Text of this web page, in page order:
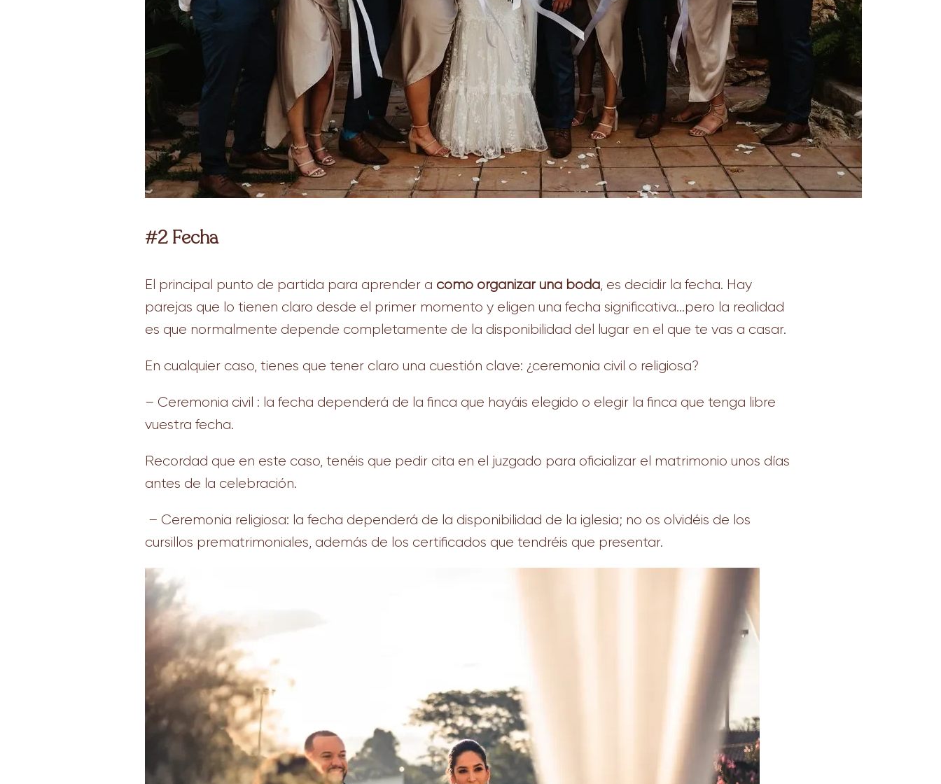
#2 Fecha
El principal punto de partida para aprender a cómo organizar una boda , es decidir la fecha. Hay
parejas que lo tienen claro desde el primer momento y eligen una fecha significativa…pero la realidad
es que normalmente depende completamente de la disponibilidad del lugar en el que te vas a casar.
En cualquier caso, tienes que tener claro una cuestión clave: ¿ceremonia civil o religiosa?
– Ceremonia civil : la fecha dependerá de la finca que hayáis elegido o elegir la finca que tenga libre
vuestra fecha.
Recordad que en este caso, tenéis que pedir cita en el juzgado para oficializar el matrimonio unos días
antes de la celebración.
– Ceremonia religiosa: la fecha dependerá de la disponibilidad de la iglesia; no os olvidéis de los
cursillos prematrimoniales, además de los certificados que tendréis que presentar.